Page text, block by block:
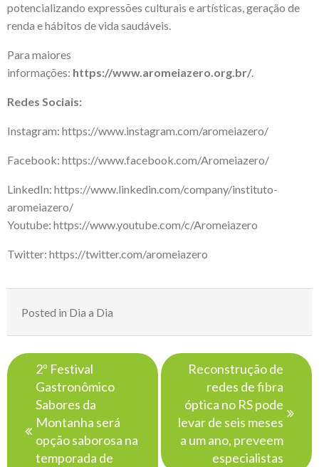
potencializando expressões culturais e artísticas, geração de
renda e hábitos de vida saudáveis.
Para maiores
informações: https://www.aromeiazero.org.br/.
Redes Sociais:
Instagram: https://www.instagram.com/aromeiazero/
Facebook: https://www.facebook.com/Aromeiazero/
LinkedIn: https://www.linkedin.com/company/instituto-
aromeiazero/
Youtube: https://www.youtube.com/c/Aromeiazero
Twitter: https://twitter.com/aromeiazero
Posted in Dia a Dia
Navegação
de
Post
2º Festival
Gastronômico
Sabores da
Montanha será
opção saborosa na
temporada de
Reconstrução de
redes de fibra
óptica no RS pode
levar de seis meses
a um ano, preveem
especialistas